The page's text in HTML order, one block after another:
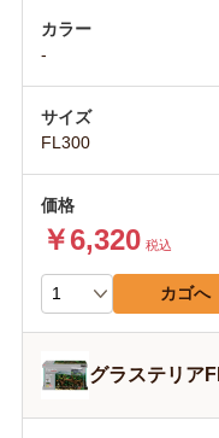
-
FL300
￥6,320 税込
カゴへ
グラステリア